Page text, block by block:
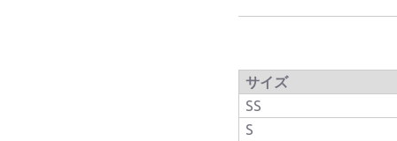
サイズ
SS
S